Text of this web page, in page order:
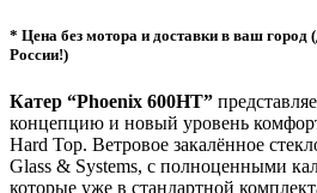
* Цена без мотора и доставки в ваш город
России!)
Катер “Phoenix 600HT”
концепцию и новый уровень
Hard Top. Ветровое закалённое
Glass & Systems, с полноценными
которые уже в стандартной